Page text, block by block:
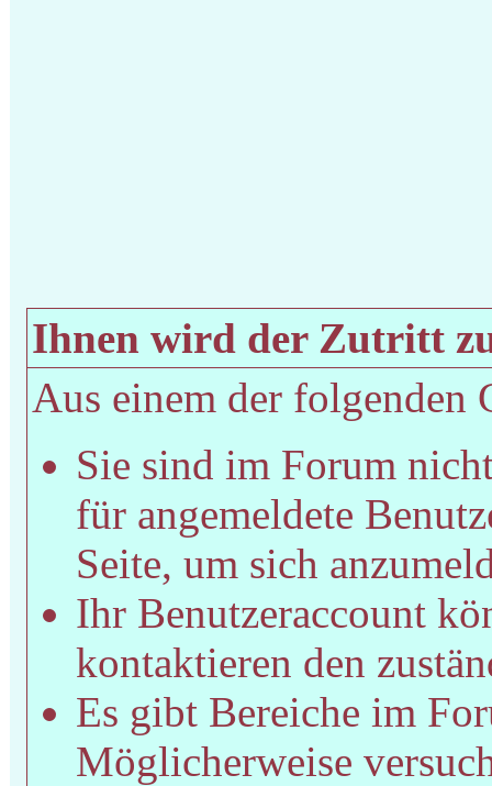
Ihnen wird der Zutritt
Aus einem der folgenden
Sie sind im Forum
für angemeldete
Seite, um sich
Ihr Benutzeraccount
kontaktieren den
Es gibt Bereiche im
Möglicherweise